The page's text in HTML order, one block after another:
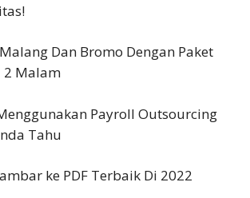
Dan Bromo Dengan Paket
2 Malam
Payroll Outsourcing
Tahu
ke PDF Terbaik Di 2022